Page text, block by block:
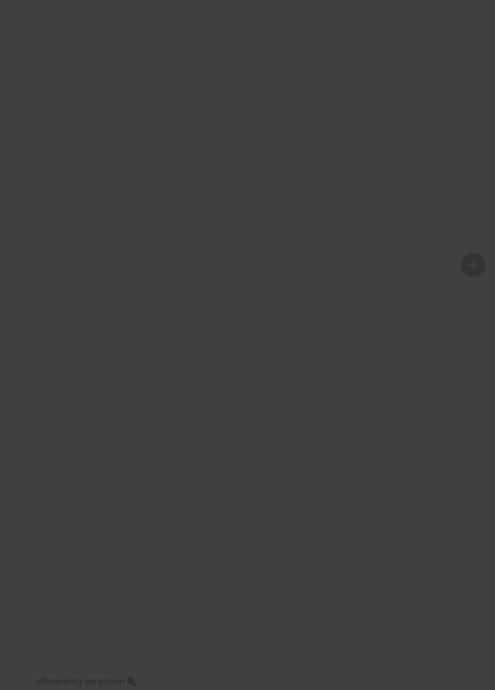
Afbeelding vergroten